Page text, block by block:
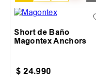
XXL
Short de Baño
Magontex Anchors
$ 24.990